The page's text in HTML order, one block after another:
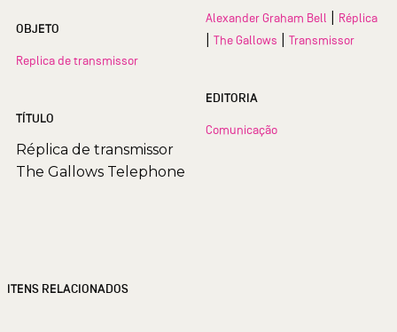
OBJETO
Replica de transmissor
TÍTULO
Réplica de transmissor
The Gallows Telephone
Alexander Graham Bell Réplica
The Gallows Transmissor
EDITORIA
Comunicação
ITENS RELACIONADOS